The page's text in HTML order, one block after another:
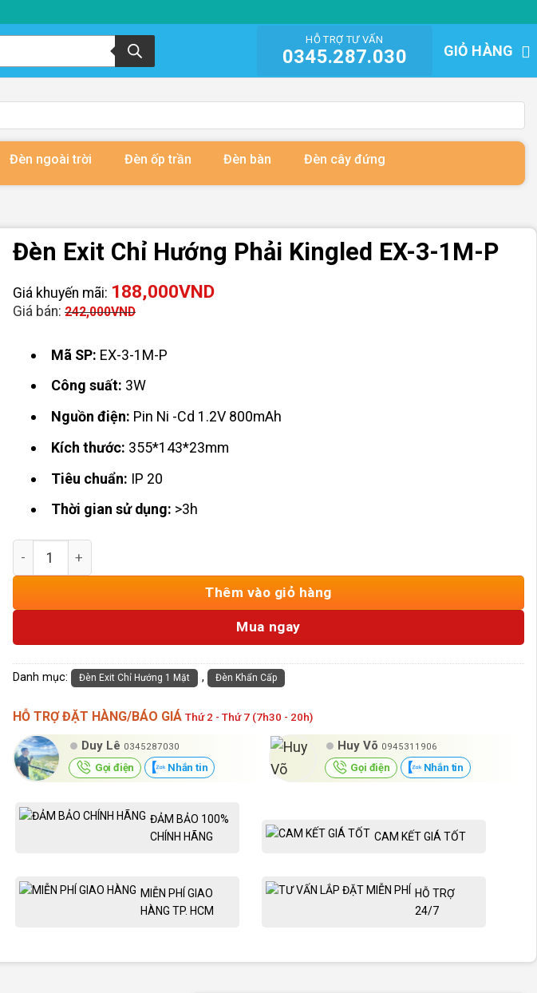
HỖ TRỢ TƯ VẤN
0345.287.030 GIỎ HÀNG
Đèn ngoài trời Đèn ốp trần Đèn bàn Đèn cây đứng
Đèn Exit Chỉ Hướng Phải Kingled EX-3-1M-P
Giá khuyến mãi: 188,000VND
Giá bán: 242,000VND
Mã SP: EX-3-1M-P
Công suất: 3W
Nguồn điện: Pin Ni -Cd 1.2V 800mAh
Kích thước: 355*143*23mm
Tiêu chuẩn: IP 20
Thời gian sử dụng: >3h
Thêm vào giỏ hàng
Mua ngay
Danh mục: Đèn Exit Chỉ Hướng 1 Mặt , Đèn Khẩn Cấp
HỖ TRỢ ĐẶT HÀNG/BÁO GIÁ Thứ 2 - Thứ 7 (7h30 - 20h)
Duy Lê 0345287030
Gọi điện Nhắn tin
Huy Võ 0945311906
Gọi điện Nhắn tin
ĐẢM BẢO 100%
CHÍNH HÃNG
CAM KẾT GIÁ TỐT
MIỄN PHÍ GIAO
HÀNG TP. HCM
HỖ TRỢ
24/7